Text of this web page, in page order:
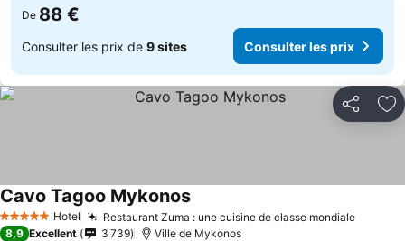
De 88 €
Consulter les prix de 9 sites Consulter les prix
Partager
5 Étoiles Hotel Restaurant Zuma : une cuisine de classe mondiale
Cavo Tagoo Mykonos
8,9 Excellent 3 739 Ville de Mykonos